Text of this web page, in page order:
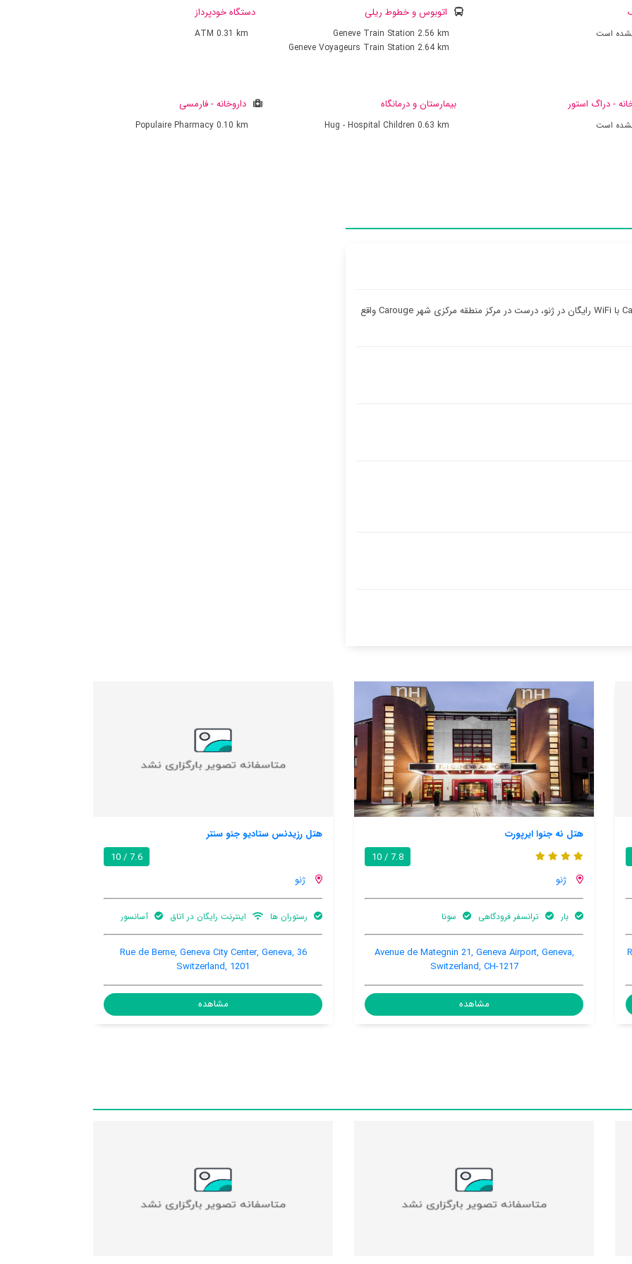
است
اتوبوس و خطوط ریلی
Geneve Train Station 2.56 km
Geneve Voyageurs Train Station 2.64 km
دستگاه خودپرداز
ATM 0.31 km
- دراگ استور
است
بیمارستان و درمانگاه
Hug - Hospital Children 0.63 km
داروخانه - فارمسی
Populaire Pharmacy 0.10 km
آپارتمان Carouge Loft با WiFi رایگان در ژنو، درست در مرکز منطقه مرکزی شهر Carouge واقع
7.8 / 10
Avenue de
هتل رزیدنس ستادیو جنو سنتر
رستوران ها آسانسور
36 Rue de Berne, Geneva City Center, Geneva,
Switzerland, 1201
لاکساری فلات سنتر جنوا
بالکن آسانسور رستوران ها
rue maunoir 3, Eaux-Vives, Geneva, Switzerland, 1207
مشاهده